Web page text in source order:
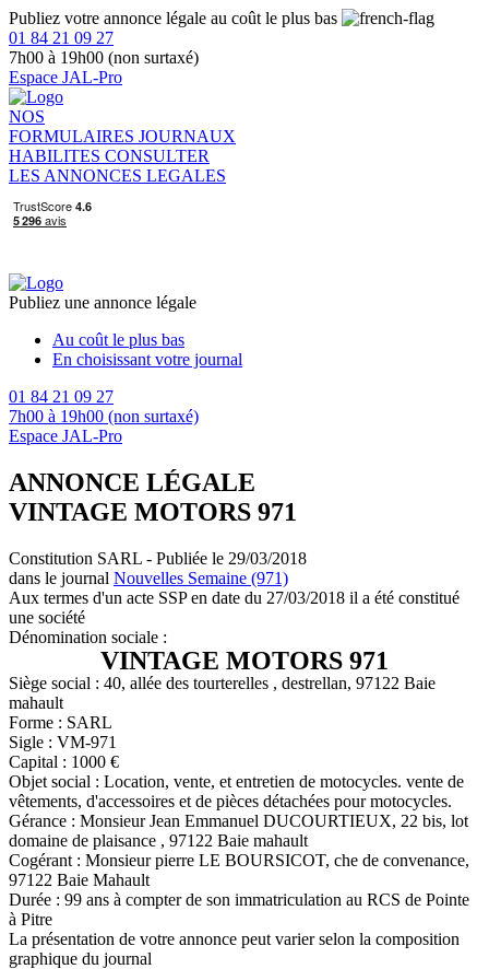
Publiez votre annonce légale au coût le plus bas
01 84 21 09 27
7h00 à 19h00 (non surtaxé)
Espace JAL-Pro
NOS
FORMULAIRES JOURNAUX
HABILITES CONSULTER
LES ANNONCES LEGALES
Publiez une annonce légale
Au coût le plus bas
En choisissant votre journal
01 84 21 09 27
7h00 à 19h00 (non surtaxé)
Espace JAL-Pro
ANNONCE LÉGALE
VINTAGE MOTORS 971
Constitution SARL - Publiée le 29/03/2018
dans le journal Nouvelles Semaine (971)
Aux termes d'un acte SSP en date du 27/03/2018 il a été constitué
une société
Dénomination sociale :
VINTAGE MOTORS 971
Siège social : 40, allée des tourterelles , destrellan, 97122 Baie
mahault
Forme : SARL
Sigle : VM-971
Capital : 1000 €
Objet social : Location, vente, et entretien de motocycles. vente de
vêtements, d'accessoires et de pièces détachées pour motocycles.
Gérance : Monsieur Jean Emmanuel DUCOURTIEUX, 22 bis, lot
domaine de plaisance , 97122 Baie mahault
Cogérant : Monsieur pierre LE BOURSICOT, che de convenance,
97122 Baie Mahault
Durée : 99 ans à compter de son immatriculation au RCS de Pointe
à Pitre
La présentation de votre annonce peut varier selon la composition
graphique du journal